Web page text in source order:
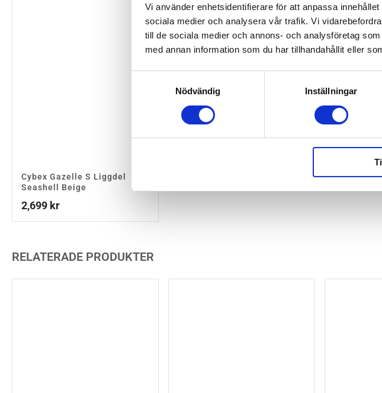
Vi använder enhetsidentifierare för att anpassa
sociala medier och analysera vår trafik. Vi
till de sociala medier och annons- och analysföretag
med annan information som du har tillhandahållit eller
Nödvändig
Inställningar
Cybex Gazelle S Liggdel
Seashell Beige
2,699 kr
RELATERADE PRODUKTER